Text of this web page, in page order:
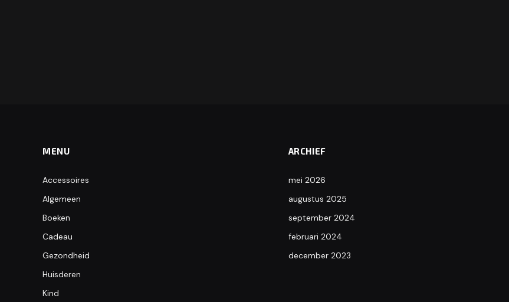
MENU
Accessoires
Algemeen
Boeken
Cadeau
Gezondheid
Huisderen
Kind
ARCHIEF
mei 2026
augustus 2025
september 2024
februari 2024
december 2023